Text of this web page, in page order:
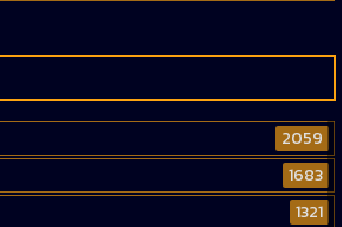
2059
1683
1321